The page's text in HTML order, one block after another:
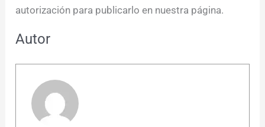
autorización para publicarlo en nuestra página.
Autor